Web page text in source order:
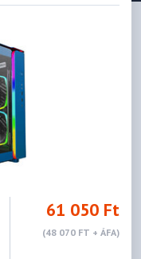
61 050 Ft
(48 070 FT + ÁFA)